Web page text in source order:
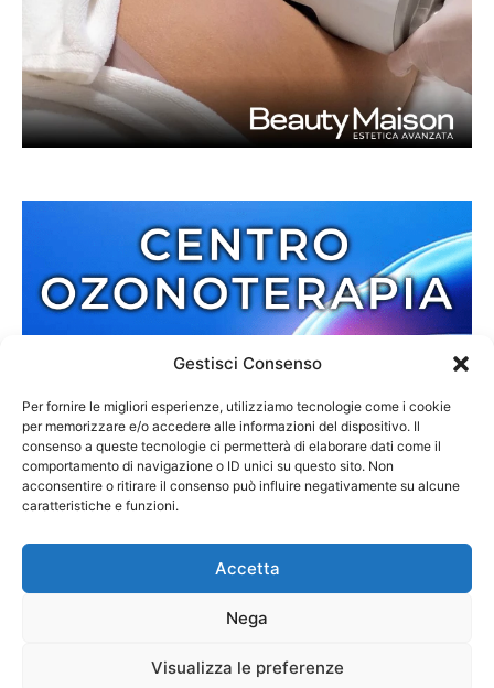
Gestisci Consenso
Per fornire le migliori esperienze, utilizziamo tecnologie come i cookie
per memorizzare e/o accedere alle informazioni del dispositivo. Il
consenso a queste tecnologie ci permetterà di elaborare dati come il
comportamento di navigazione o ID unici su questo sito. Non
acconsentire o ritirare il consenso può influire negativamente su alcune
caratteristiche e funzioni.
Accetta
Nega
Visualizza le preferenze
Contatti Cookie Policy Privacy Policy